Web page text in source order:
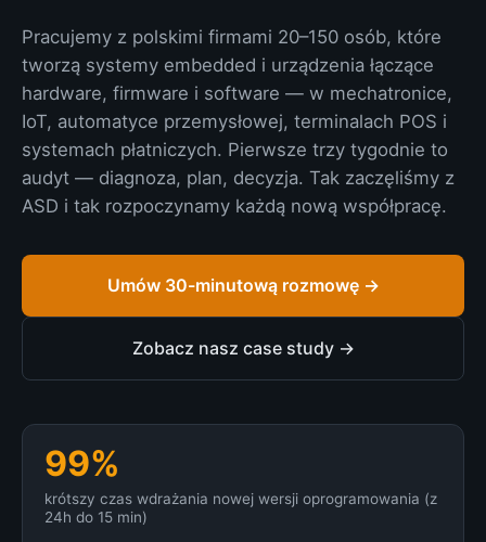
Pracujemy z polskimi firmami 20–150 osób, które
tworzą systemy embedded i urządzenia łączące
hardware, firmware i software — w mechatronice,
IoT, automatyce przemysłowej, terminalach POS i
systemach płatniczych. Pierwsze trzy tygodnie to
audyt — diagnoza, plan, decyzja. Tak zaczęliśmy z
ASD i tak rozpoczynamy każdą nową współpracę.
Umów 30-minutową rozmowę →
Zobacz nasz case study →
99%
krótszy czas wdrażania nowej wersji oprogramowania (z
24h do 15 min)